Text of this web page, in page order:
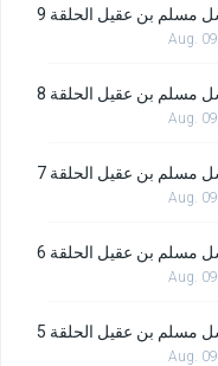
مسلم بن عقيل الحلقة 9
Aug.
مسلم بن عقيل الحلقة 8
Aug.
مسلم بن عقيل الحلقة 7
Aug.
مسلم بن عقيل الحلقة 6
Aug.
مسلم بن عقيل الحلقة 5
Aug.